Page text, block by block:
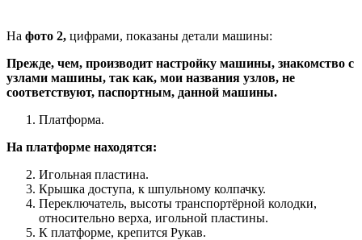
На фото 2, цифрами, показаны детали машины:
Прежде, чем, производит настройку машины, знакомство с
узлами машины, так как, мои названия узлов, не
соответствуют, паспортным, данной машины.
Платформа.
На платформе находятся:
Игольная пластина.
Крышка доступа, к шпульному колпачку.
Переключатель, высоты транспортёрной колодки,
относительно верха, игольной пластины.
К платформе, крепится Рукав.